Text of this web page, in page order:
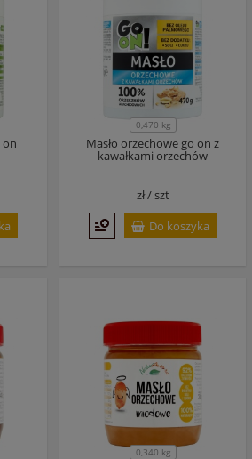
on
0,470 kg
Masło orzechowe go on z
kawałkami orzechów
zł /szt
Do koszyka
0,340 kg